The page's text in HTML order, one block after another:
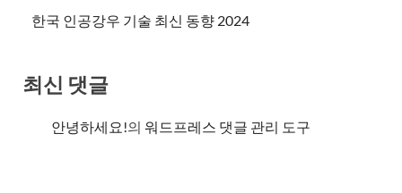
한국 인공강우 기술 최신 동향 2024
최신 댓글
안녕하세요!의 워드프레스 댓글 관리 도구